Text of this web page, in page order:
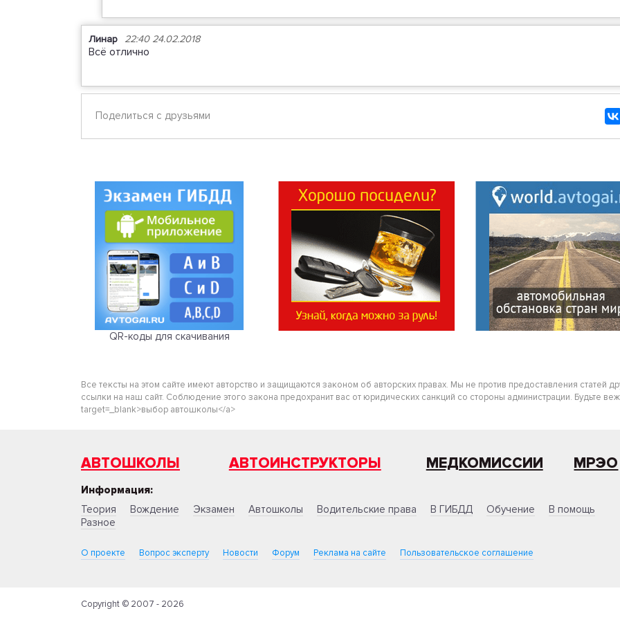
Линар 22:40 24.02.2018
Всё отлично
Поделиться с друзьями
QR-коды для скачивания
Все тексты на этом сайте имеют авторство и защищаются законом об авторских правах. Мы не против предоставления статей
ссылки на наш сайт. Соблюдение этого закона предохранит вас от юридических санкций со стороны администрации. Будьте
target=_blank>выбор автошколы</a>
АВТОШКОЛЫ АВТОИНСТРУКТОРЫ МЕДКОМИССИИ МРЭО
Информация:
Теория
Вождение Экзамен Автошколы Водительские права В ГИБДД Обучение
В помощь
Разное
О проекте Вопрос эксперту Новости Форум Реклама на сайте Пользовательское соглашение
Copyright © 2007 - 2026